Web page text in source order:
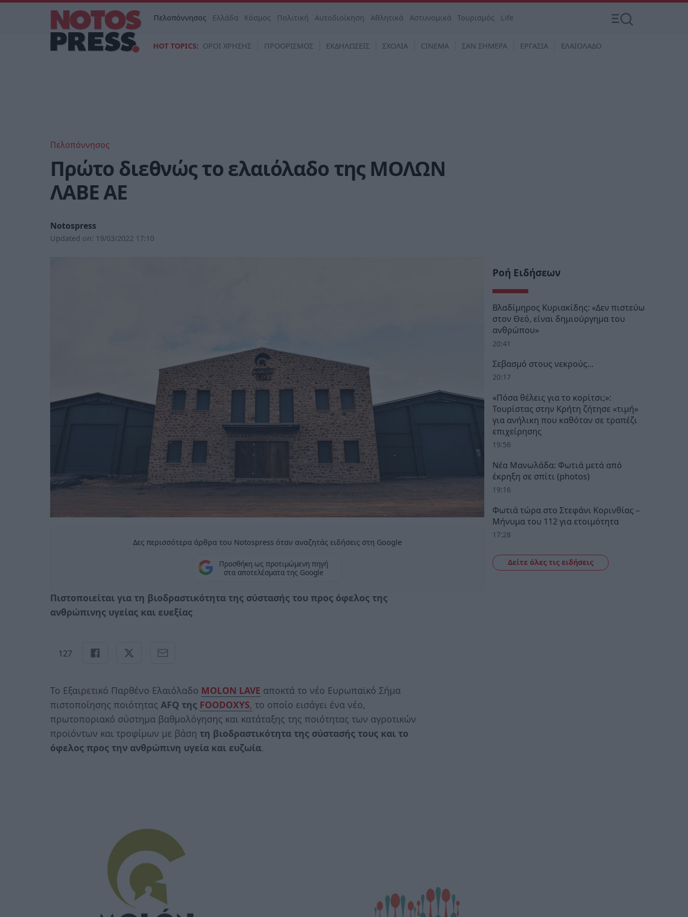
Πελοπόννησος Ελλάδα Κόσμος Πολιτική Αυτοδιοίκηση Αθλητικά Αστυνομικά Τουρισμός Life
HOT TOPICS: ΟΡΟΙ ΧΡΗΣΗΣ ΠΡΟΟΡΙΣΜΟΣ ΕΚΔΗΛΩΣΕΙΣ ΣΧΟΛΙΑ CINEMA ΣΑΝ ΣΗΜΕΡΑ ΕΡΓΑΣΙΑ ΕΛΑΙΟΛΑΔΟ
Πελοπόννησος
Πρώτο διεθνώς το ελαιόλαδο της ΜΟΛΩΝ
ΛΑΒΕ AE
Notospress
Updated on: 19/03/2022 17:10
Δες περισσότερα άρθρα του Notospress όταν αναζητάς ειδήσεις στη Google
Προσθήκη ως προτιμώμενη πηγή
στα αποτελέσματα της Google
Πιστοποιείται για τη βιοδραστικότητα της σύστασής του προς όφελος της
ανθρώπινης υγείας και ευεξίας
127
Το Εξαιρετικό Παρθένο Ελαιόλαδο MOLON LAVE αποκτά το νέο Ευρωπαϊκό Σήμα
πιστοποίησης ποιότητας AFQ της FOODOXYS, το οποίο εισάγει ένα νέο,
πρωτοποριακό σύστημα βαθμολόγησης και κατάταξης της ποιότητας των αγροτικών
προϊόντων και τροφίμων με βάση τη βιοδραστικότητα της σύστασής τους και το
όφελος προς την ανθρώπινη υγεία και ευζωία.
Ροή Ειδήσεων
Βλαδίμηρος Κυριακίδης: «Δεν πιστεύω
στον Θεό, είναι δημιούργημα του
ανθρώπου»
20:41
Σεβασμό στους νεκρούς…
20:17
«Πόσα θέλεις για το κορίτσι;»:
Τουρίστας στην Κρήτη ζήτησε «τιμή»
για ανήλικη που καθόταν σε τραπέζι
επιχείρησης
19:56
Νέα Μανωλάδα: Φωτιά μετά από
έκρηξη σε σπίτι (photos)
19:16
Φωτιά τώρα στο Στεφάνι Κορινθίας –
Μήνυμα του 112 για ετοιμότητα
17:28
Δείτε όλες τις ειδήσεις